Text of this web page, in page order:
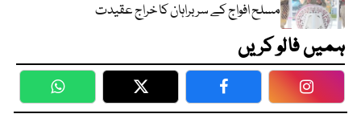
مسلح افواج کے سربراہان کا خراج عقیدت
ہمیں فالو کریں
WhatsApp Twitter Facebook